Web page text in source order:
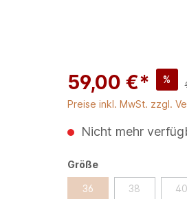
59,00 €* %
Preise inkl. MwSt. zzgl.
Nicht mehr
Größe
36 38 40